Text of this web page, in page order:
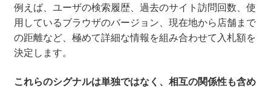
例えば、ユーザの検索履歴、過去のサイト訪問回数、使
用しているブラウザのバージョン、現在地から店舗まで
の距離など、極めて詳細な情報を組み合わせて入札額を
決定します。
これらのシグナルは単独ではなく、相互の関係性も含め